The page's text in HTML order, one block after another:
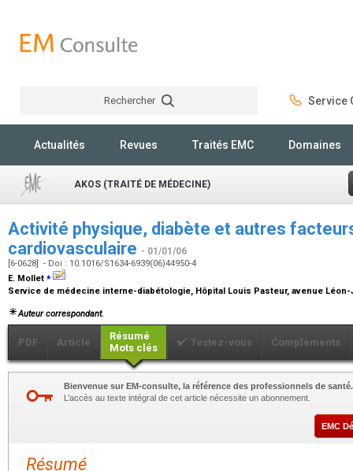
Rechercher Service
Actualités Revues Traités EMC Domaines
AKOS (TRAITÉ DE MÉDECINE)
Activité physique, diabète et autres
cardiovasculaire - 01/01/06
[6-0628] - Doi : 10.1016/S1634-6939(06)44950-4
E. Mollet ⁎
Service de médecine interne-diabétologie, Hôpital Louis Pasteur, avenue Léon-
Auteur correspondant.
PDF Article
Résumé
Mots clés
Testez-vous Compléments
Bienvenue sur EM-consulte, la référence des professionnels de santé.
L’accès au texte intégral de cet article nécessite un abonnement.
EMC
Résumé